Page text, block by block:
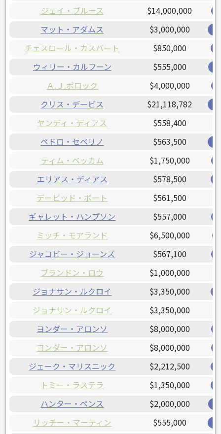
ジェイ・ブルース $14,000,000
マット・アダムス $3,000,000
チェスロール・カスバート $850,000
ウィリー・カルフーン $555,000
Ａ.Ｊ.ポロック $4,000,000
クリス・デービス $21,118,782
ヤンディ・ディアス
$558,400
ペドロ・セベリノ
$563,500
ティム・ベッカム $1,750,000
エリアス・ディアス $578,500
デービッド・ボート
$561,500
ギャレット・ハンプソン
$557,000
ミッチ・モアランド $6,500,000
ジャコビー・ジョーンズ $567,100
ブランドン・ロウ
$1,000,000
ジョナサン・ルクロイ
$3,350,000
ジョナサン・ルクロイ
$3,350,000
ヨンダー・アロンソ
$8,000,000
ヨンダー・アロンソ $8,000,000
ジェーク・マリスニック $2,212,500
トミー・ラステラ $1,350,000
ハンター・ペンス $2,000,000
リッチー・マーティン $555,000